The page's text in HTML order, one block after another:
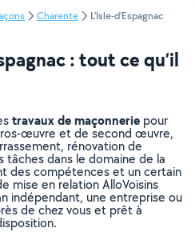
Charente L'Isle-d'Espagnac
: tout ce qu’il
travaux de maçonnerie pour
œuvre et de second œuvre,
rénovation de
tâches dans le domaine de la
des compétences et un certain
mise en relation AlloVoisins
indépendant, une entreprise ou
de chez vous et prêt à